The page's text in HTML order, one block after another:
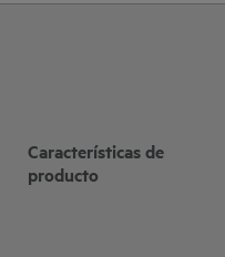
Características de
producto